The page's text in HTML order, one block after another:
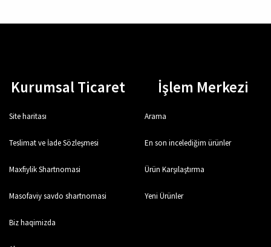
Kurumsal Ticaret
Site haritası
Teslimat ve İade Sözleşmesi
Maxfiylik Shartnomasi
Masofaviy savdo shartnomasi
Biz haqimizda
İşlem Merkezi
Arama
En son incelediğim ürünler
Ürün Karşılaştırma
Yeni Ürünler